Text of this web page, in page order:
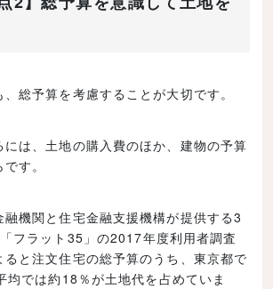
総予算を考慮することが大切です。
は、土地の購入費のほか、建物の予算
す。
融機関と住宅金融支援機構が提供する3
フラット35」の2017年度利用者調査
ると注文住宅の総予算のうち、東京都で
均では約18％が土地代を占めていま